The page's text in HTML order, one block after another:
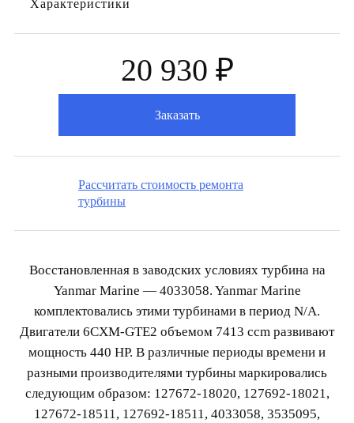
Характеристики
20 930 ₽
Заказать
Рассчитать стоимость ремонта
турбины
Восстановленная в заводских условиях турбина на
Yanmar Marine — 4033058. Yanmar Marine
комплектовались этими турбинами в период N/A.
Двигатели 6CXM-GTE2 объемом 7413 ccm развивают
мощность 440 HP. В различные периоды времени и
разными производителями турбины маркировались
следующим образом: 127672-18020, 127692-18021,
127672-18511, 127692-18511, 4033058, 3535095,